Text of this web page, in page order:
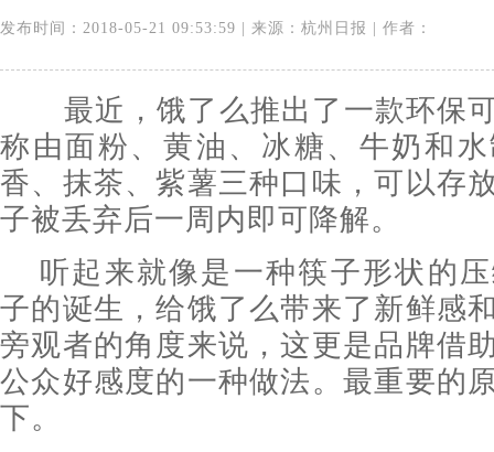
发布时间：2018-05-21 09:53:59 | 来源：杭州日报 | 作者：
最近，饿了么推出了一款环保
称由面粉、黄油、冰糖、牛奶和
香、抹茶、紫薯三种口味，可以存
子被丢弃后一周内即可降解。
听起来就像是一种筷子形状的
子的诞生，给饿了么带来了新鲜感
旁观者的角度来说，这更是品牌借
公众好感度的一种做法。最重要的
下。